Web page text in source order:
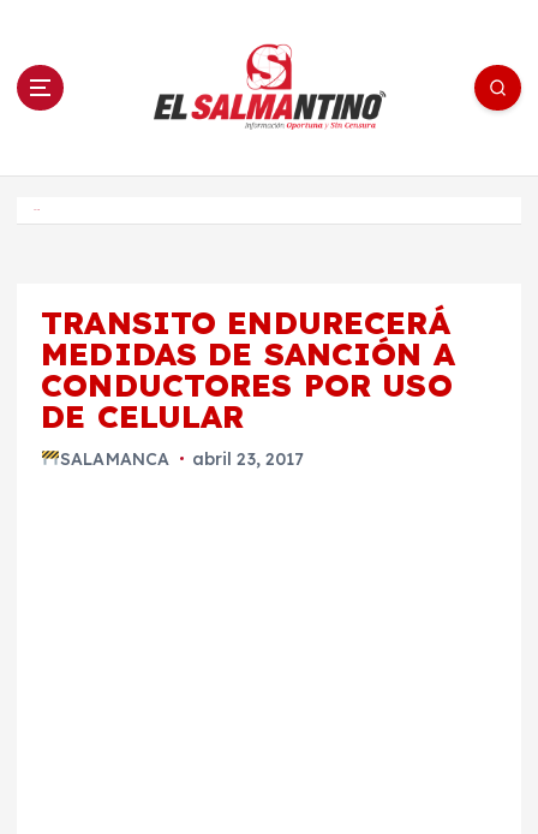
n El Salmantino - medios/noticias/editorial
TRANSITO ENDURECERÁ
MEDIDAS DE SANCIÓN A
CONDUCTORES POR USO
DE CELULAR
SALAMANCA abril 23, 2017